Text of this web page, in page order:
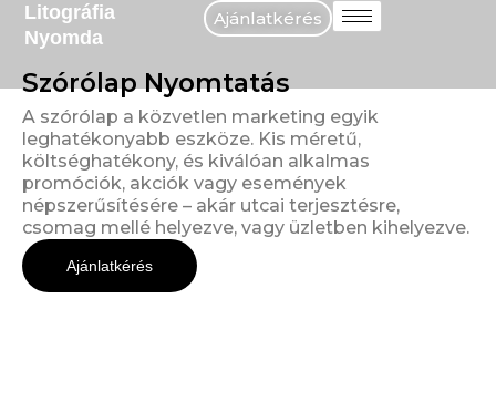
SkipLitográfia
Nyomda
Ajánlatkérés
Szórólap Nyomtatás
A szórólap a közvetlen marketing egyik
leghatékonyabb eszköze. Kis méretű,
költséghatékony, és kiválóan alkalmas
promóciók, akciók vagy események
népszerűsítésére – akár utcai terjesztésre,
csomag mellé helyezve, vagy üzletben kihelyezve.
Ajánlatkérés